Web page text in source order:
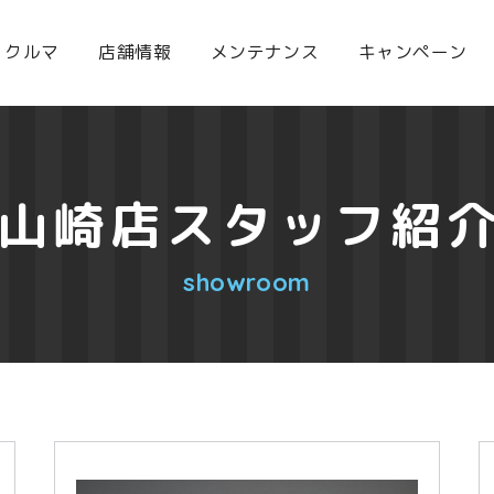
クルマ 店舗情報 メンテナンス キャンペーン
崎店スタッフ紹
showroom